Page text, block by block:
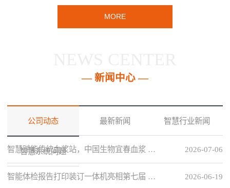
MORE
— 新闻中心 —
公司动态 最新新闻 智慧行业新闻
智慧系统问题 2026-07-06
智慧赋能传统血浆站，中国生物宜春血浆 …
2026-06-19
智能体检报告打印装订一体机亮相第七届 …